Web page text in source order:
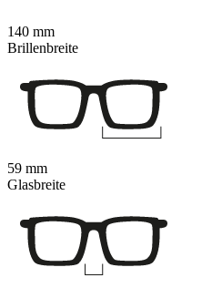
140 mm
Brillenbreite
59 mm
Glasbreite